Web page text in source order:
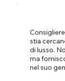
stia
di lusso.
ma
nel suo